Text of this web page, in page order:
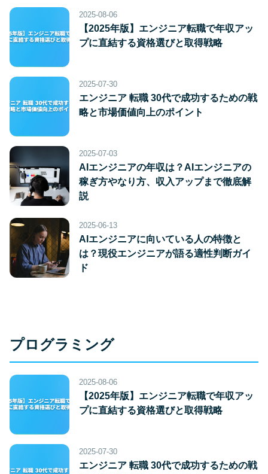
2025-08-06
【2025年版】エンジニア転職で年収アッ
プに直結する資格選びと取得戦略
2025-07-30
エンジニア 転職 30代で成功するための戦
略と市場価値向上のポイント
2025-07-03
AIエンジニアの年収は？AIエンジニアの
稼ぎ方やなり方、収入アップまで徹底解
説
2025-06-13
AIエンジニアに向いている人の特徴と
は？現役エンジニアが語る適性判断ガイ
ド
プログラミング
2025-08-06
【2025年版】エンジニア転職で年収アッ
プに直結する資格選びと取得戦略
2025-07-30
エンジニア 転職 30代で成功するための戦